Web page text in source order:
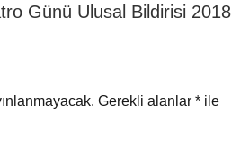
Günü Ulusal Bildirisi 2018
Gerekli alanlar * ile